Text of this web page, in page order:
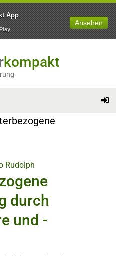
App
Ansehen
kompakt
Rudolph
durch
und -